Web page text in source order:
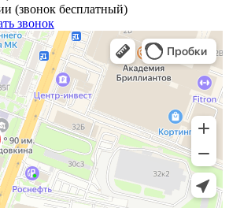
(звонок бесплатный)
звонок